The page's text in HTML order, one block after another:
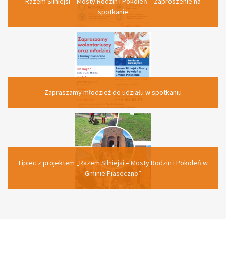
Kolejne działanie środowiskowe wzmacniające więzi lokalnej
społeczności
Aktywne – Wspólnie Tworzymy Przyszłość”
PRACA DLA ASYSTENTKI OSOBISTEJ OSOBY Z
NIEPEŁNOSPRAWNOŚCIĄ